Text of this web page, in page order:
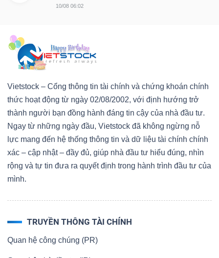
10/08 06:02
Vietstock – Cổng thông tin tài chính và chứng khoán chính
thức hoạt động từ ngày 02/08/2002, với định hướng trở
thành người bạn đồng hành đáng tin cậy của nhà đầu tư.
Ngay từ những ngày đầu, Vietstock đã không ngừng nỗ
lực mang đến hệ thống thông tin và dữ liệu tài chính chính
xác – cập nhật – đầy đủ, giúp nhà đầu tư hiểu đúng, nhìn
rộng và tự tin đưa ra quyết định trong hành trình đầu tư của
mình.
TRUYỀN THÔNG TÀI CHÍNH
Quan hệ công chúng (PR)
Bài
viết
của
giả
(-)
Báo
cáo
phân
tích
Thuật
ngữ